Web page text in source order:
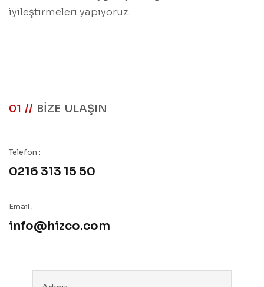
iyileştirmeleri yapıyoruz.
01 // BİZE ULAŞIN
Telefon :
0216 313 15 50
Email :
info@hizco.com